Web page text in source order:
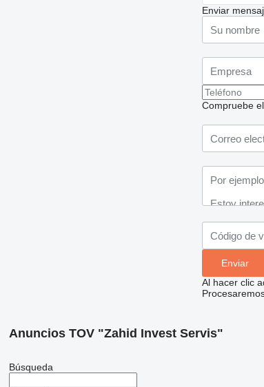
Enviar
Compruebe
Al hacer clic
Anuncios TOV "Zahid Invest Servis"
Búsqueda